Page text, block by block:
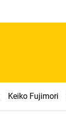
Keiko Fujimori